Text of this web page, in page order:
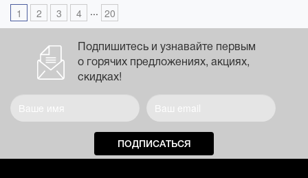
1 2 3 4 ... 20
Подпишитесь и узнавайте первым
о горячих предложениях, акциях,
скидках!
ПОДПИСАТЬСЯ